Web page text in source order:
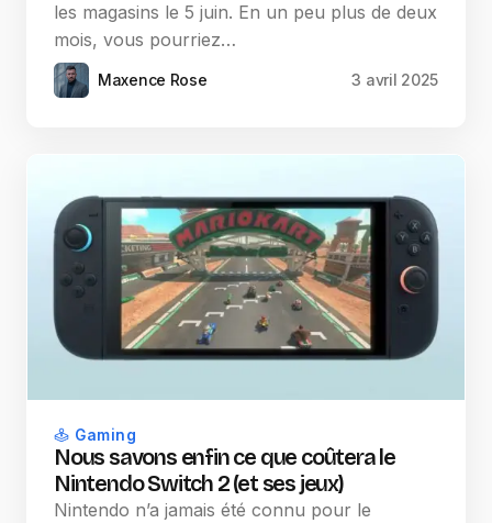
les magasins le 5 juin. En un peu plus de deux
mois, vous pourriez…
Maxence Rose 3 avril 2025
Gaming
Nous savons enfin ce que coûtera le
Nintendo Switch 2 (et ses jeux)
Nintendo n’a jamais été connu pour le